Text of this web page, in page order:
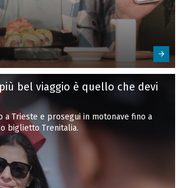
bel viaggio è quello che devi
a Trieste e prosegui in motonave fino a
biglietto Trenitalia.